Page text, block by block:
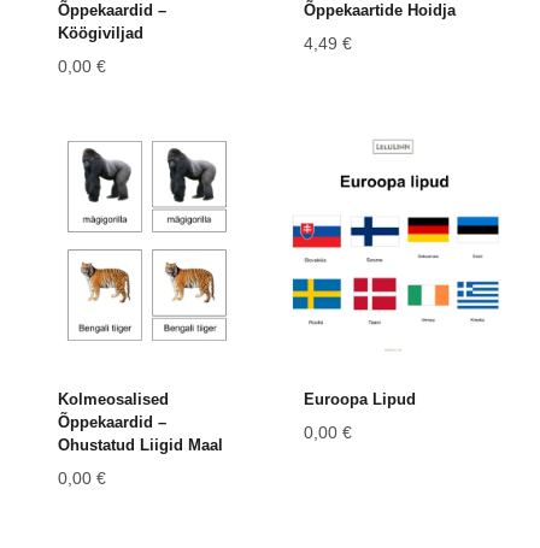
Õppekaardid –
Köögiviljad
0,00 €
Õppekaartide Hoidja
4,49 €
Kolmeosalised
Õppekaardid –
Ohustatud Liigid Maal
0,00 €
Euroopa Lipud
0,00 €